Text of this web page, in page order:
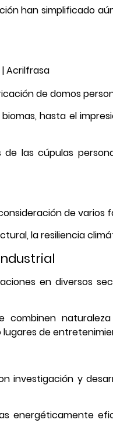
han simplificado
de domos
hasta el
las cúpulas
de varios
la resiliencia
en diversos
combinen
de
investigación y
energéticamente